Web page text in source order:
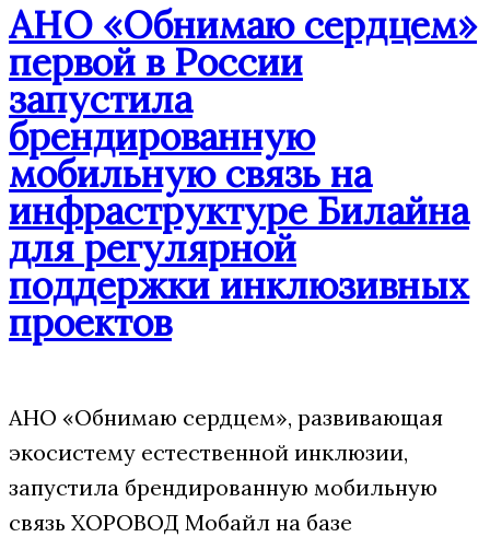
АНО «Обнимаю сердцем»
первой в России
запустила
брендированную
мобильную связь на
инфраструктуре Билайна
для регулярной
поддержки инклюзивных
проектов
АНО «Обнимаю сердцем», развивающая
экосистему естественной инклюзии,
запустила брендированную мобильную
связь ХОРОВОД Мобайл на базе